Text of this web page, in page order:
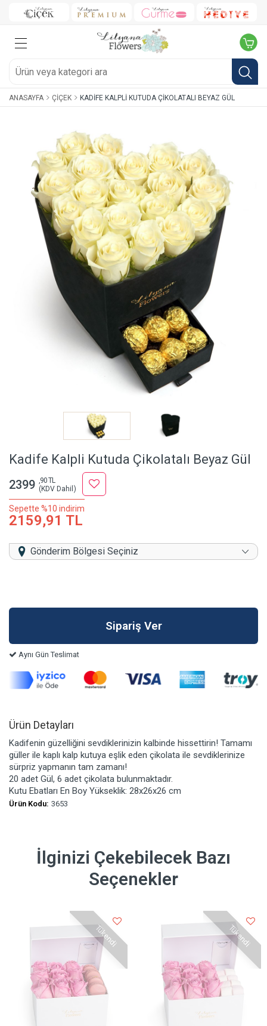
ANASAYFA ÇIÇEK KADIFE KALPLI KUTUDA ÇIKOLATALI BEYAZ GÜL
Kadife Kalpli Kutuda Çikolatalı Beyaz Gül
2399 ,90 TL
(KDV Dahil)
Sepette %10 indirim
2159,91 TL
Gönderim Bölgesi Seçiniz
Aynı Gün Teslimat
Ürün Detayları
Kadifenin güzelliğini sevdiklerinizin kalbinde hissettirin! Tamamı
güller ile kaplı kalp kutuya eşlik eden çikolata ile sevdiklerinize
sürpriz yapmanın tam zamanı!
20 adet Gül, 6 adet çikolata bulunmaktadır.
Kutu Ebatları En Boy Yükseklik: 28x26x26 cm
Ürün Kodu: 3653
İlginizi Çekebilecek Bazı
Seçenekler
Tükendi Tükendi